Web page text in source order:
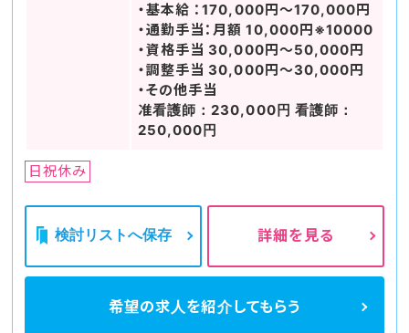
・基本給 ：170,000円～170,000円
・通勤手当：月額 10,000円※10000
・資格手当 30,000円～50,000円
・調整手当 30,000円～30,000円
・その他手当
准看護師：230,000円 看護師：
250,000円
日祝休み
検討リストへ保存 詳細を見る
希望の求人を紹介してもらう